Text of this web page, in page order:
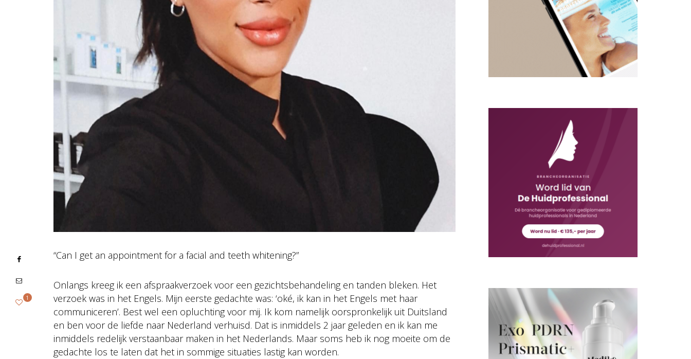
“Can I get an appointment for a facial and teeth whitening?”
Onlangs kreeg ik een afspraakverzoek voor een gezichtsbehandeling en tanden bleken. Het
verzoek was in het Engels. Mijn eerste gedachte was: ‘oké, ik kan in het Engels met haar
communiceren’. Best wel een opluchting voor mij. Ik kom namelijk oorspronkelijk uit Duitsland
en ben voor de liefde naar Nederland verhuisd. Dat is inmiddels 2 jaar geleden en ik kan me
inmiddels redelijk verstaanbaar maken in het Nederlands. Maar soms heb ik nog moeite om de
gedachte los te laten dat het in sommige situaties lastig kan worden.
1